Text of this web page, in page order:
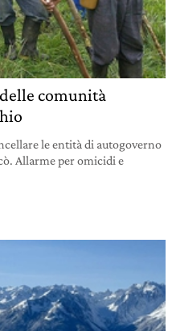
comunità
le entità di autogoverno
Allarme per omicidi e